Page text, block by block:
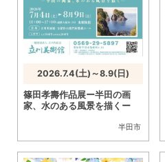
半田市
2026.7.4(土)～8.9(日)
篠田孝壽作品展ー半田の画
家、水のある風景を描くー